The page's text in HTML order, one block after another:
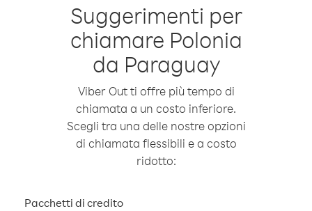
Suggerimenti per
chiamare Polonia
da Paraguay
Viber Out ti offre più tempo di
chiamata a un costo inferiore.
Scegli tra una delle nostre opzioni
di chiamata flessibili e a costo
ridotto:
Pacchetti di credito